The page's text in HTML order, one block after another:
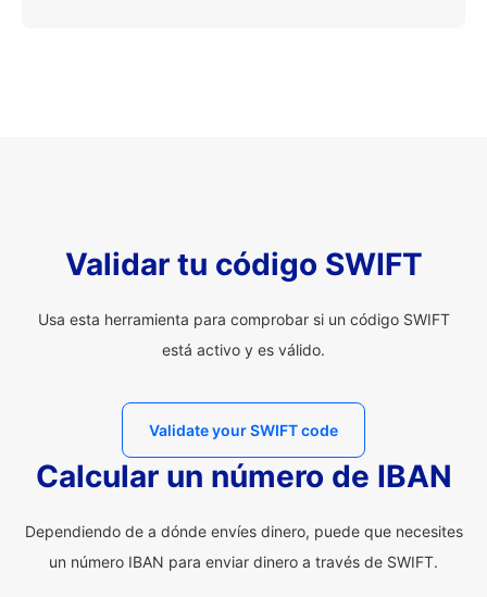
Validar tu código SWIFT
Usa esta herramienta para comprobar si un código SWIFT
está activo y es válido.
Validate your SWIFT code
Calcular un número de IBAN
Dependiendo de a dónde envíes dinero, puede que necesites
un número IBAN para enviar dinero a través de SWIFT.